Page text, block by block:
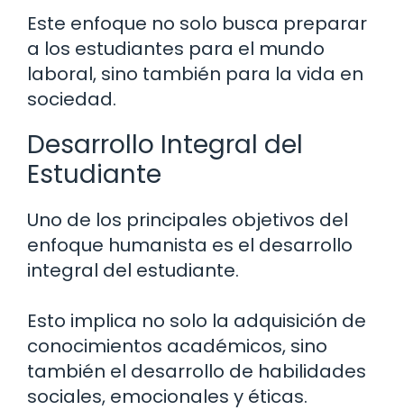
Este enfoque no solo busca preparar
a los estudiantes para el mundo
laboral, sino también para la vida en
sociedad.
Desarrollo Integral del
Estudiante
Uno de los principales objetivos del
enfoque humanista es el desarrollo
integral del estudiante.
Esto implica no solo la adquisición de
conocimientos académicos, sino
también el desarrollo de habilidades
sociales, emocionales y éticas.